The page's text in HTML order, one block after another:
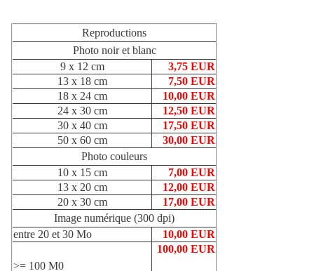
Reproductions
Photo noir et blanc
9 x 12 cm
3,75 EUR
13 x 18 cm
7,50 EUR
18 x 24 cm
10,00 EUR
24 x 30 cm
12,50 EUR
30 x 40 cm
17,50 EUR
50 x 60 cm
30,00 EUR
Photo couleurs
10 x 15 cm
7,00 EUR
13 x 20 cm
12,00 EUR
20 x 30 cm
17,00 EUR
Image numérique (300 dpi)
entre 20 et 30 Mo
10,00 EUR
>= 100 M0
100,00 EUR